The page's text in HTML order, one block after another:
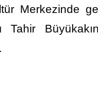
Merkezinde
Tahir